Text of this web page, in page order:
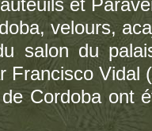
et
velours,
salon du
Francisco Vidal
Cordoba ont